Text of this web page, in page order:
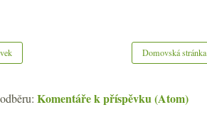
Domovská stránka
Komentáře k příspěvku (Atom)